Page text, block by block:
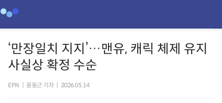
‘만장일치 지지’…맨유, 캐릭 체제 유지
사실상 확정 수순
EPN 윤동근 기자 2026.05.14